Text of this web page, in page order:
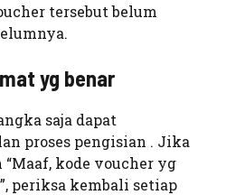
tersebut belum
yg benar
saja dapat
proses pengisian . Jika
kode voucher yg
periksa kembali setiap